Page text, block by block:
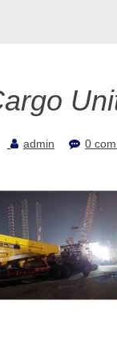
admin 0